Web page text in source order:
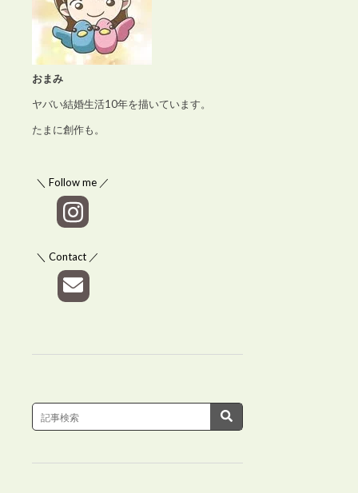
おまみ
ヤバい結婚生活10年を描いています。
たまに創作も。
＼ Follow me ／
＼ Contact ／